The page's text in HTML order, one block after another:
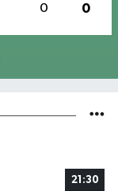
0 0
21:30